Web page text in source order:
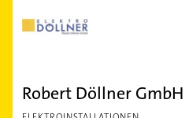
Robert Döllner GmbH